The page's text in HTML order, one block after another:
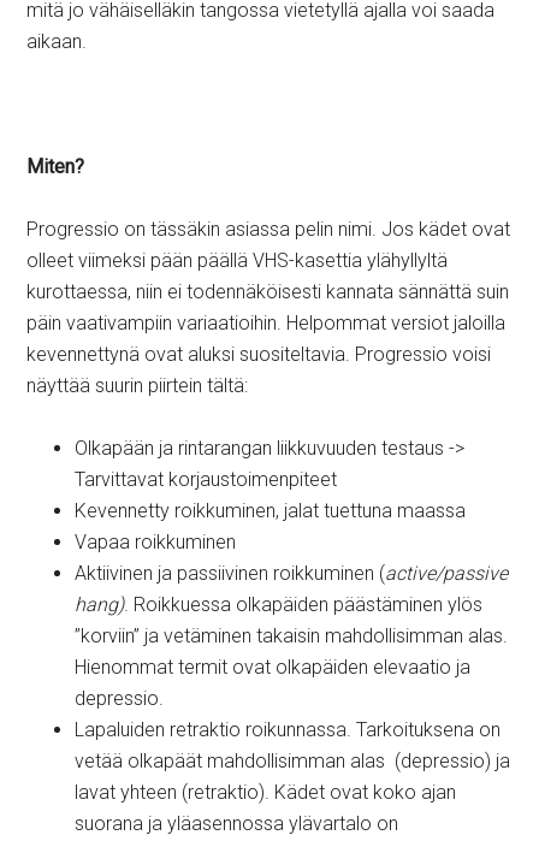
mitä jo vähäiselläkin tangossa vietetyllä ajalla voi saada
aikaan.
Miten?
Progressio on tässäkin asiassa pelin nimi. Jos kädet ovat
olleet viimeksi pään päällä VHS-kasettia ylähyllyltä
kurottaessa, niin ei todennäköisesti kannata sännättä suin
päin vaativampiin variaatioihin. Helpommat versiot jaloilla
kevennettynä ovat aluksi suositeltavia. Progressio voisi
näyttää suurin piirtein tältä:
Olkapään ja rintarangan liikkuvuuden testaus ->
Tarvittavat korjaustoimenpiteet
Kevennetty roikkuminen, jalat tuettuna maassa
Vapaa roikkuminen
Aktiivinen ja passiivinen roikkuminen (active/passive
hang). Roikkuessa olkapäiden päästäminen ylös
”korviin” ja vetäminen takaisin mahdollisimman alas.
Hienommat termit ovat olkapäiden elevaatio ja
depressio.
Lapaluiden retraktio roikunnassa. Tarkoituksena on
vetää olkapäät mahdollisimman alas (depressio) ja
lavat yhteen (retraktio). Kädet ovat koko ajan
suorana ja yläasennossa ylävartalo on